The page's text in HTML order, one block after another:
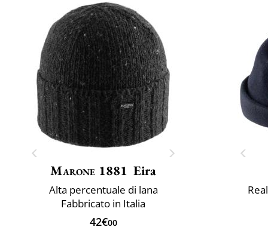
Marone 1881 Eira
Alta percentuale di lana
Fabbricato in Italia
42€00